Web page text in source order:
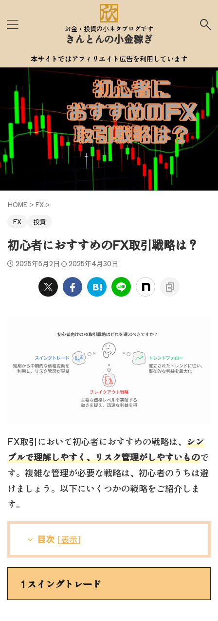
お金・投資の小ネタブログです
きんとんの小金稼ぎ
本サイトではアフィリエイト広告を利用しています
HOME > FX >
FX
投資
初心者におすすめのFX取引戦略は？
2025年5月2日 2025年4月30日
FX取引において初心者におすすめの戦略は、 シン
プルで理解しやすく、リスク管理がしやすいもので
す。複雑な管理が必要な戦略は、初心者のうちは避
けましょう。以下にいくつかの戦略をご紹介しま
す。
目次 [表示]
1 スイングトレード